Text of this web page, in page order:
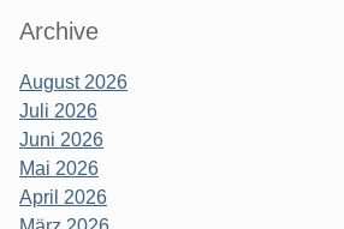
Archive
August 2026
Juli 2026
Juni 2026
Mai 2026
April 2026